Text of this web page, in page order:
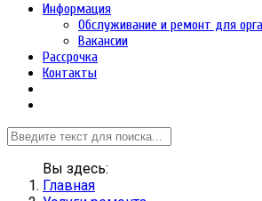
Информация
Обслуживание и ремонт для
Вакансии
Рассрочка
Контакты
Вы здесь:
Главная